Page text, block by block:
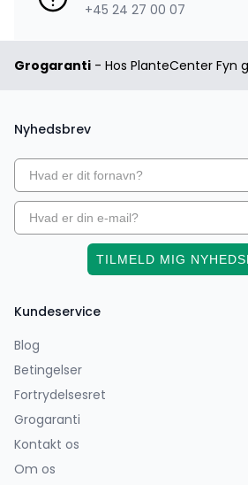
+45 24 27 00 07
Grogaranti - Hos PlanteCenter Fyn
Kundeservice
Blog
Betingelser
Fortrydelsesret
Grogaranti
Kontakt os
Om os
Nyhedsbrev
TILMELD MIG